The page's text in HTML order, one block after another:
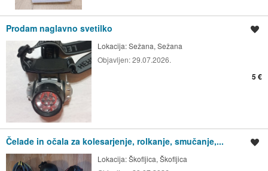
Prodam naglavno svetilko
Lokacija:Sežana, Sežana
Objavljen:29.07.2026.
5 €
Čelade in očala za kolesarjenje, rolkanje, smučanje,...
Lokacija:Škofljica, Škofljica